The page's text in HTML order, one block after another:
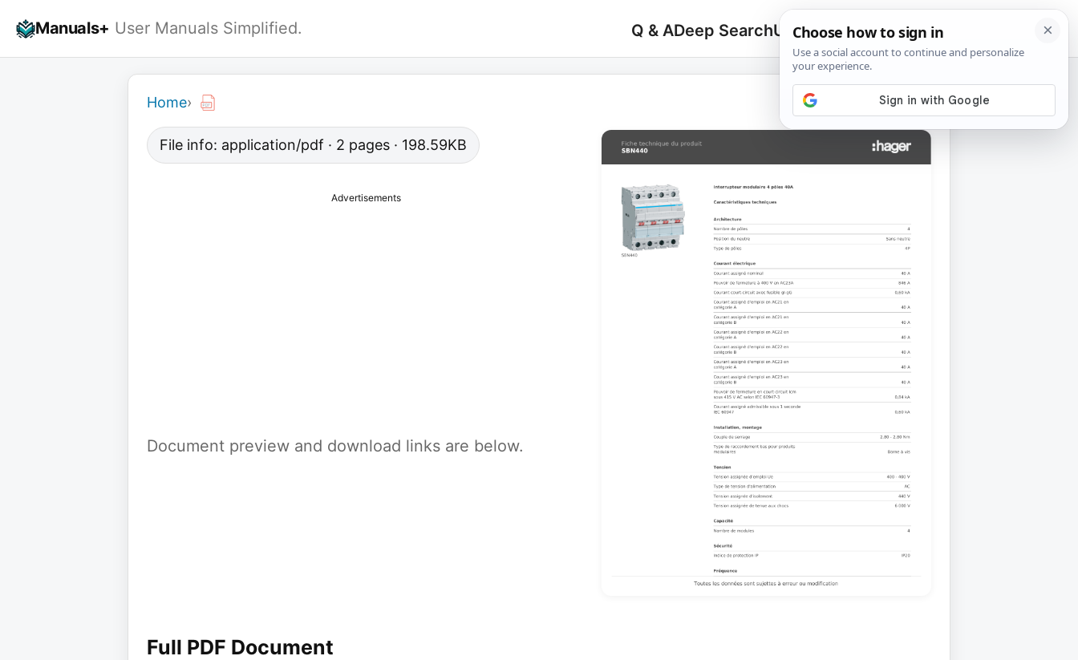
Manuals+ User Manuals Simplified. Q & ADeep SearchUpload
Search
for:
🔍
Home›
File info: application/pdf · 2 pages · 198.59KB
Advertisements
Document preview and download links are below.
Full PDF Document